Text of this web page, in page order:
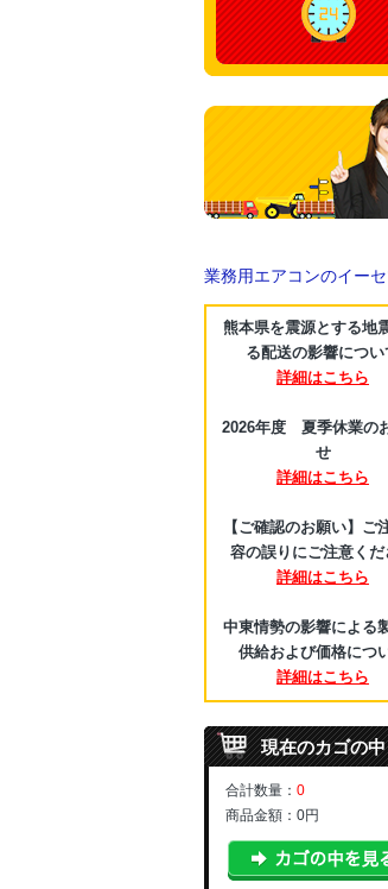
業務用エアコンのイー
熊本県を震源とする地
る配送の影響につい
詳細はこちら
2026年度 夏季休業の
せ
詳細はこちら
【ご確認のお願い】ご
容の誤りにご注意くだ
詳細はこちら
中東情勢の影響による
供給および価格につ
詳細はこちら
現在のカゴの中
合計数量： 0
商品金額： 0円